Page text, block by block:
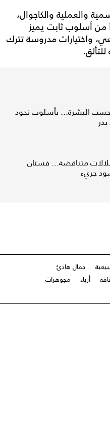
والعملية والكاجوال،
من أسلوب ثابت يميز
واختيارات مدروسة تترك
البشرة... بأسلوب نجود
متناقضة... فستان
جمال هادئ
أزياء
مجوهرات